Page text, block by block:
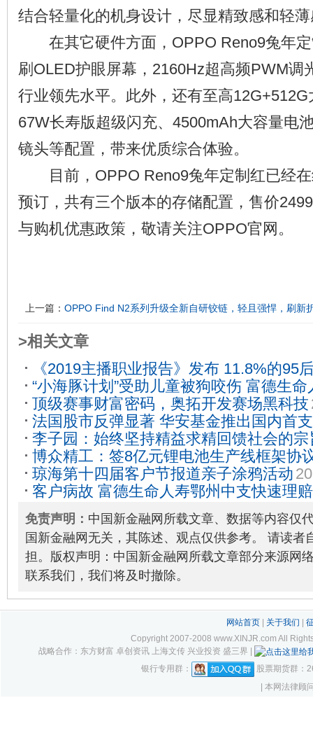
结合轻量化的机身设计，尽显精致感和轻
在其它硬件方面，OPPO Reno9兔年定
刷OLED护眼屏幕，2160Hz超高频PWM调
行业领先水平。此外，还有至高
67W长寿版超级闪充、4500mAh大容量电
镜头等配置，带来优质综合体验。
目前，OPPO Reno9兔年定制红已经在
预订，共有三个版本的存储配置，售价
与购机优惠政策，敬请关注OPPO官网。
上一篇： OPPO Find N2系列升级全新自研铰链，轻且强悍，刷新
>相关文章
《2019主播职业报告》发布 11.8%的95
2020-01-14
“小海豚计划”受助儿童被狗咬伤 富德生
门理赔2020-05-14
顶级赛事财富密码，奥拓开发赛场黑科技
法国股市反弹显著 华安基金推出国内首
2020-05-18
李子园：始终坚持精益求精回馈社会的
企业社会担当2021-01-21
博众精工：签8亿元锂电池生产线框架协
拓海外市场 2022-11-25
琼海第十四届客户节报道亲子涂鸦活动
客户病故 富德生命人寿鄂州中支快速理
2021-03-12
免责声明： 中国新金融网所载文章、数据等内容仅
国新金融网无关，其陈述、观点仅供参考。 请读者
担。版权声明：中国新金融网所载文章部分来源网
联系我们，我们将及时撤除。
网站首页| 关于我们
Copyright 2007-2008 www.XINJR.com All
战略合作：东方财富 卓创资讯 上海文传 兴业投资 盛三界 |
银行专用群：
股票期货群：
| 本网法律顾